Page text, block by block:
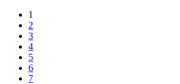
1
2
3
4
5
6
7